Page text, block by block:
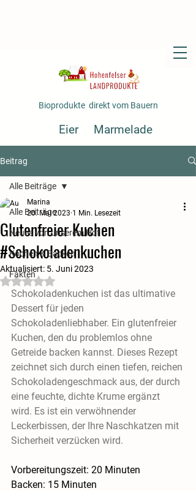
Bioprodukte direkt vom Bauern
Eier
Marmelade
Fertiggerichte
Gemüse
Beitrag
Alle Beiträge
Neues von unserem Hof
Kochen & Backen
Fakten
Alle Beiträge
Glutenfreier Kuchen
#Schokoladenkuchen
Marina
20. Mai 2023 1 Min. Lesezeit
Aktualisiert: 5. Juni 2023
Mit NaN von 5 Sternen bewertet.
Schokoladenkuchen ist das ultimative
Dessert für jeden
Schokoladenliebhaber. Ein glutenfreier
Kuchen, den du problemlos ohne
Getreide backen kannst. Dieses Rezept
zeichnet sich durch einen tiefen, reichen
Schokoladengeschmack aus, der durch
eine feuchte, dichte Krume ergänzt
wird. Es ist ein verwöhnender
Leckerbissen, der Ihre Naschkatzen mit
Sicherheit verzücken wird.
Vorbereitungszeit: 20 Minuten
Backen: 15 Minuten